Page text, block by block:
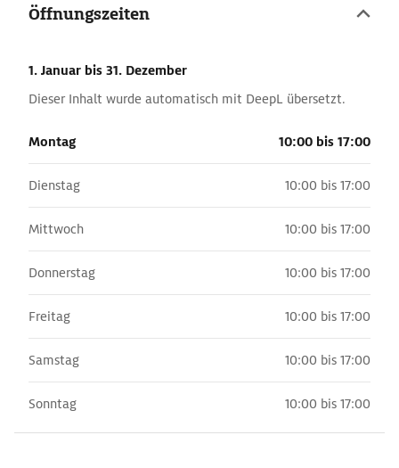
Öffnungszeiten
1. Januar bis 31. Dezember
Dieser Inhalt wurde automatisch mit DeepL übersetzt.
Montag 10:00 bis 17:00
Dienstag 10:00 bis 17:00
Mittwoch 10:00 bis 17:00
Donnerstag 10:00 bis 17:00
Freitag 10:00 bis 17:00
Samstag 10:00 bis 17:00
Sonntag 10:00 bis 17:00